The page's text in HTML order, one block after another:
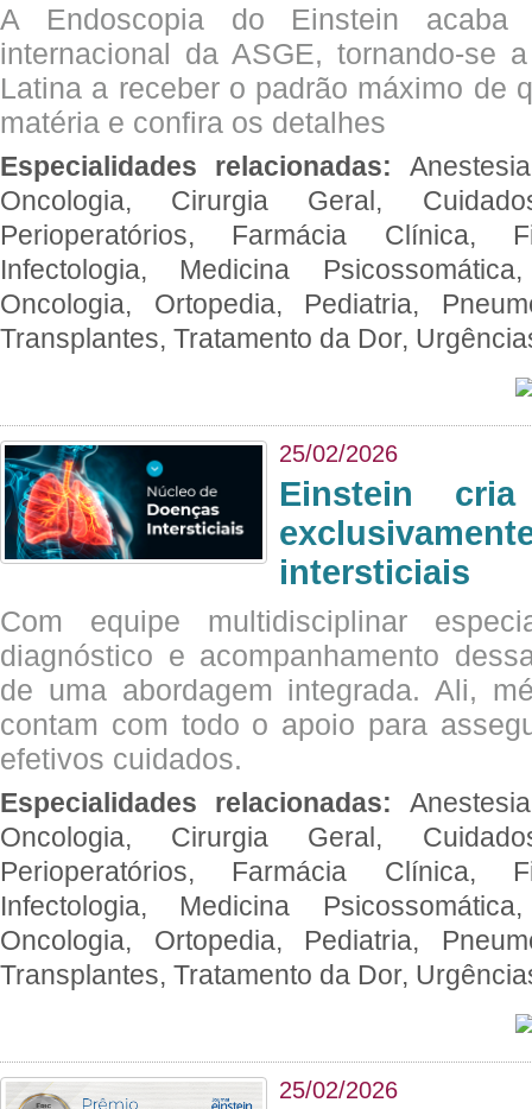
A Endoscopia do Einstein
internacional da ASGE, tornando-se
Latina a receber o padrão máximo de
matéria e confira os detalhes
Especialidades relacionadas:
Oncologia, Cirurgia Geral,
Perioperatórios, Farmácia Clínica,
Infectologia, Medicina
Oncologia, Ortopedia, Pediatria,
Transplantes, Tratamento da Dor,
25/02/2026
Einstein
intersticiais
Com equipe multidisciplinar
diagnóstico e acompanhamento
de uma abordagem integrada. Ali,
contam com todo o apoio para
efetivos cuidados.
Especialidades relacionadas:
Oncologia, Cirurgia Geral,
Perioperatórios, Farmácia Clínica,
Infectologia, Medicina
Oncologia, Ortopedia, Pediatria,
Transplantes, Tratamento da Dor,
25/02/2026